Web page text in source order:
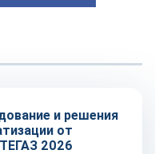
и решения
от
2026